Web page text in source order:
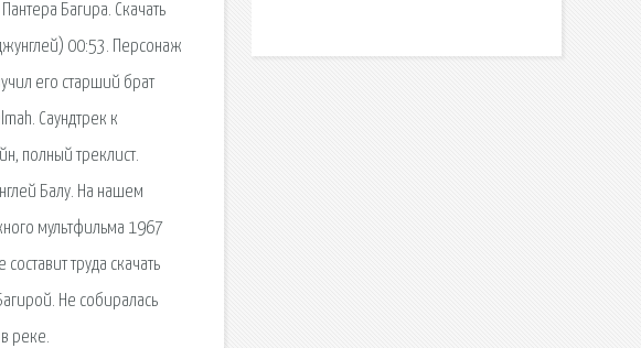
Багира. Скачать
00:53. Персонаж
его старший брат
Саундтрек к
полный треклист.
Балу. На нашем
мультфильма 1967
труда скачать
Не собиралась
реке.